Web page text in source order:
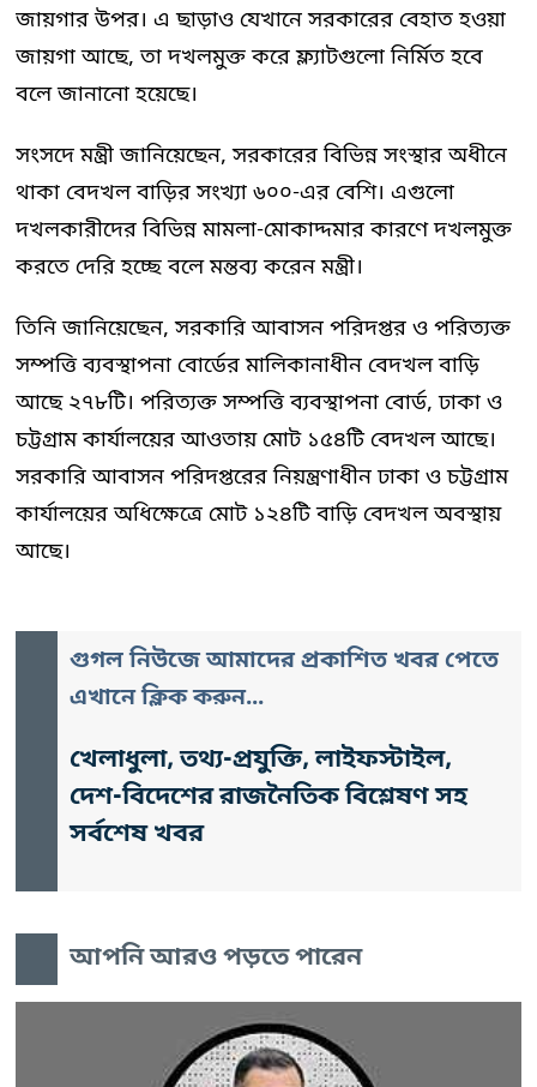
জায়গার উপর। এ ছাড়াও যেখানে সরকারের বেহাত হওয়া
জায়গা আছে, তা দখলমুক্ত করে ফ্ল্যাটগুলো নির্মিত হবে
বলে জানানো হয়েছে।
সংসদে মন্ত্রী জানিয়েছেন, সরকারের বিভিন্ন সংস্থার অধীনে
থাকা বেদখল বাড়ির সংখ্যা ৬০০-এর বেশি। এগুলো
দখলকারীদের বিভিন্ন মামলা-মোকাদ্দমার কারণে দখলমুক্ত
করতে দেরি হচ্ছে বলে মন্তব্য করেন মন্ত্রী।
তিনি জানিয়েছেন, সরকারি আবাসন পরিদপ্তর ও পরিত্যক্ত
সম্পত্তি ব্যবস্থাপনা বোর্ডের মালিকানাধীন বেদখল বাড়ি
আছে ২৭৮টি। পরিত্যক্ত সম্পত্তি ব্যবস্থাপনা বোর্ড, ঢাকা ও
চট্টগ্রাম কার্যালয়ের আওতায় মোট ১৫৪টি বেদখল আছে।
সরকারি আবাসন পরিদপ্তরের নিয়ন্ত্রণাধীন ঢাকা ও চট্টগ্রাম
কার্যালয়ের অধিক্ষেত্রে মোট ১২৪টি বাড়ি বেদখল অবস্থায়
আছে।
গুগল নিউজে আমাদের প্রকাশিত খবর পেতে
এখানে ক্লিক করুন...
খেলাধুলা, তথ্য-প্রযুক্তি, লাইফস্টাইল,
দেশ-বিদেশের রাজনৈতিক বিশ্লেষণ সহ
সর্বশেষ খবর
আপনি আরও পড়তে পারেন